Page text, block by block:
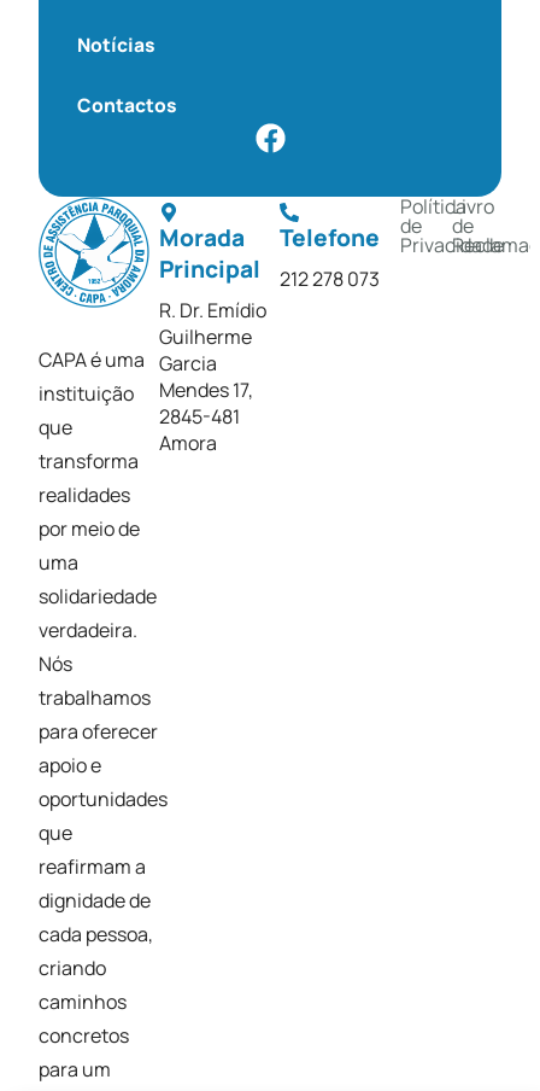
CAPA é uma
instituição
que
transforma
realidades
por meio de
uma
solidariedade
verdadeira.
Nós
trabalhamos
para oferecer
apoio e
oportunidades
que
reafirmam a
dignidade de
cada pessoa,
criando
caminhos
concretos
para um
Morada
Principal
R. Dr. Emídio
Guilherme
Garcia
Mendes 17,
2845-481
Amora
Telefone
212 278 073
Política
de
Privacidade
Livro
de
Notícias
Contactos